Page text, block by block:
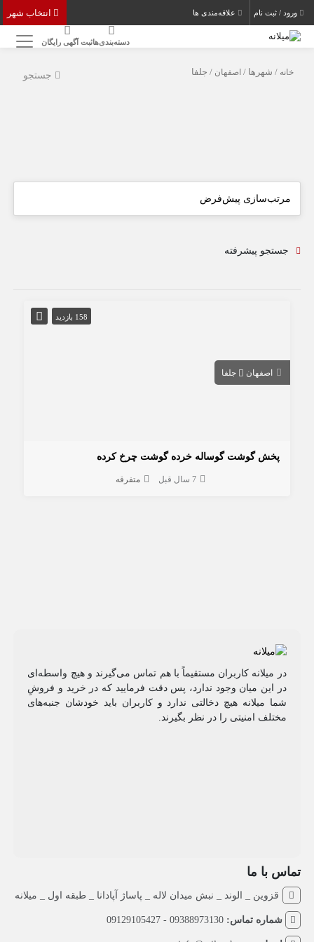
ورود / ثبت نام علاقه‌مندی ها
دسته‌بندی‌هاثبت آگهی رایگان
جستجو خانه / شهرها / اصفهان / جلفا
جستجو پیشرفته
158 بازدید
اصفهان جلفا
پخش گوشت گوساله خرده گوشت چرخ کرده
7 سال قبل متفرقه
در میلانه کاربران مستقیماً با هم تماس می‌گیرند و هیچ واسطه‌ای
در این میان وجود ندارد، پس دقت فرمایید که در خرید و فروشِ
شما میلانه هیچ دخالتی ندارد و کاربران باید خودشان جنبه‌های
مختلف امنیتی را در نظر بگیرند.
تماس با ما
قزوین _ الوند _ نبش میدان لاله _ پاساژ آپادانا _ طبقه اول _ میلانه
شماره تماس:09388973130 - 09129105427